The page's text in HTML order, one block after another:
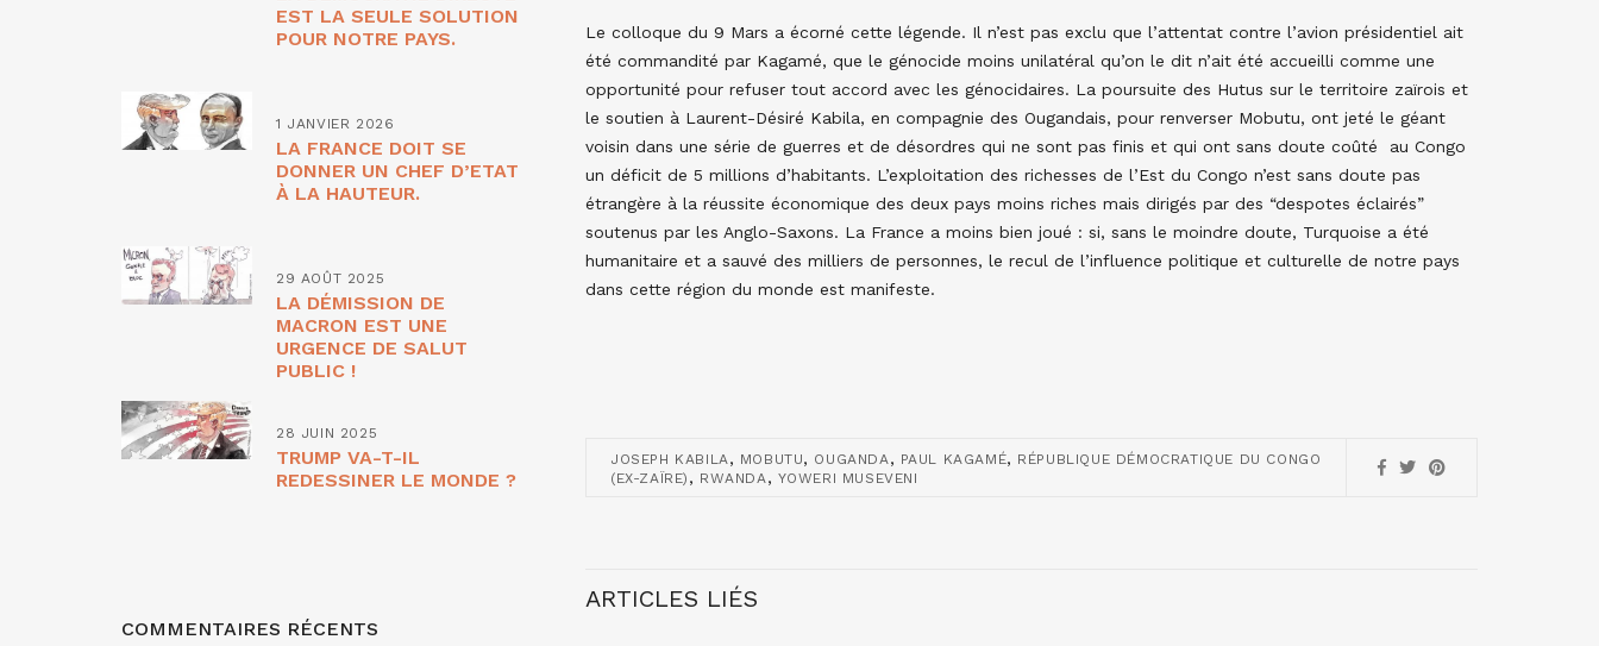
Le colloque du 9 Mars a écorné cette légende. Il n’est pas exclu que l’attentat contre l’avion présidentiel ait
été commandité par Kagamé, que le génocide moins unilatéral qu’on le dit n’ait été accueilli comme une
opportunité pour refuser tout accord avec les génocidaires. La poursuite des Hutus sur le territoire zaïrois et
le soutien à Laurent-Désiré Kabila, en compagnie des Ougandais, pour renverser Mobutu, ont jeté le géant
voisin dans une série de guerres et de désordres qui ne sont pas finis et qui ont sans doute coûté au Congo
un déficit de 5 millions d’habitants. L’exploitation des richesses de l’Est du Congo n’est sans doute pas
étrangère à la réussite économique des deux pays moins riches mais dirigés par des “despotes éclairés”
soutenus par les Anglo-Saxons. La France a moins bien joué : si, sans le moindre doute, Turquoise a été
humanitaire et a sauvé des milliers de personnes, le recul de l’influence politique et culturelle de notre pays
dans cette région du monde est manifeste.
JOSEPH KABILA, MOBUTU, OUGANDA, PAUL KAGAMÉ, RÉPUBLIQUE DÉMOCRATIQUE DU CONGO
(EX-ZAÏRE) , RWANDA, YOWERI MUSEVENI
ARTICLES LIÉS
EST LA SEULE SOLUTION
POUR NOTRE PAYS.
1 JANVIER 2026
LA FRANCE DOIT SE
DONNER UN CHEF D’ETAT
À LA HAUTEUR.
29 AOÛT 2025
LA DÉMISSION DE
MACRON EST UNE
URGENCE DE SALUT
PUBLIC !
28 JUIN 2025
TRUMP VA-T-IL
REDESSINER LE MONDE ?
COMMENTAIRES RÉCENTS